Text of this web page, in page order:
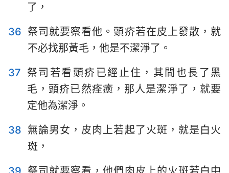
8
15
16 17 18 19 20
21
22
23 24 25 26 27
了，
36 祭司就要察看他。頭疥若在皮上發散，就
不必找那黃毛，他是不潔淨了。
37 祭司若看頭疥已經止住，其間也長了黑
毛，頭疥已然痊癒，那人是潔淨了，就要
定他為潔淨。
38 無論男女，皮肉上若起了火斑，就是白火
斑，